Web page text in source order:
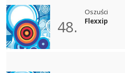
48.
Oszuści
Flexxip